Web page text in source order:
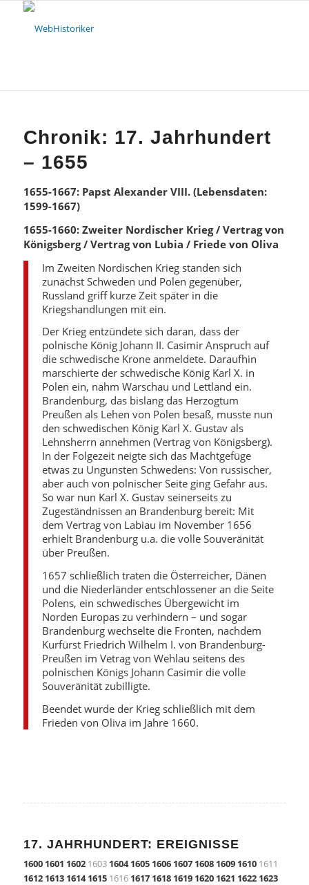
Chronik: 17. Jahrhundert
– 1655
1655-1667: Papst Alexander VIII. (Lebensdaten:
1599-1667)
1655-1660: Zweiter Nordischer Krieg / Vertrag von
Königsberg / Vertrag von Lubia / Friede von Oliva
Im Zweiten Nordischen Krieg standen sich
zunächst Schweden und Polen gegenüber,
Russland griff kurze Zeit später in die
Kriegshandlungen mit ein.
Der Krieg entzündete sich daran, dass der
polnische König Johann II. Casimir Anspruch auf
die schwedische Krone anmeldete. Daraufhin
marschierte der schwedische König Karl X. in
Polen ein, nahm Warschau und Lettland ein.
Brandenburg, das bislang das Herzogtum
Preußen als Lehen von Polen besaß, musste nun
den schwedischen König Karl X. Gustav als
Lehnsherrn annehmen (Vertrag von Königsberg).
In der Folgezeit neigte sich das Machtgefüge
etwas zu Ungunsten Schwedens: Von russischer,
aber auch von polnischer Seite ging Gefahr aus.
So war nun Karl X. Gustav seinerseits zu
Zugeständnissen an Brandenburg bereit: Mit
dem Vertrag von Labiau im November 1656
erhielt Brandenburg u.a. die volle Souveränität
über Preußen.
1657 schließlich traten die Österreicher, Dänen
und die Niederländer entschlossener an die Seite
Polens, ein schwedisches Übergewicht im
Norden Europas zu verhindern – und sogar
Brandenburg wechselte die Fronten, nachdem
Kurfürst Friedrich Wilhelm I. von Brandenburg-
Preußen im Vetrag von Wehlau seitens des
polnischen Königs Johann Casimir die volle
Souveränität zubilligte.
Beendet wurde der Krieg schließlich mit dem
Frieden von Oliva im Jahre 1660.
17. JAHRHUNDERT: EREIGNISSE
1600 1601 16021603 1604 1605 1606 1607 1608 1609 16101611
1612 1613 1614 16151616 1617 1618 1619 1620 1621 1622 1623